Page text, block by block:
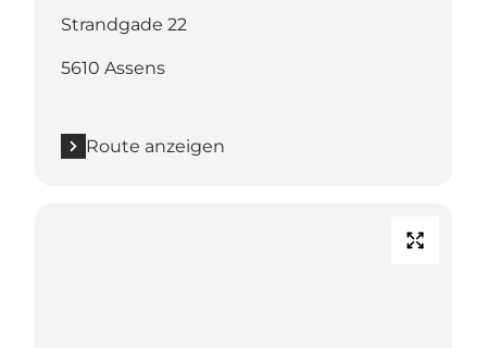
Strandgade 22
5610 Assens
Route anzeigen